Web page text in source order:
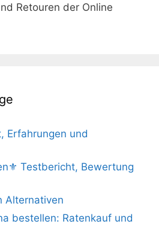
Retouren der Online
Erfahrungen und
Testbericht, Bewertung
Alternativen
bestellen: Ratenkauf und